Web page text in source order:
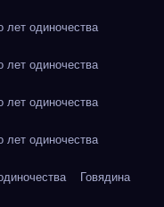
лет одиночества
лет одиночества
лет одиночества
лет одиночества
Говядина